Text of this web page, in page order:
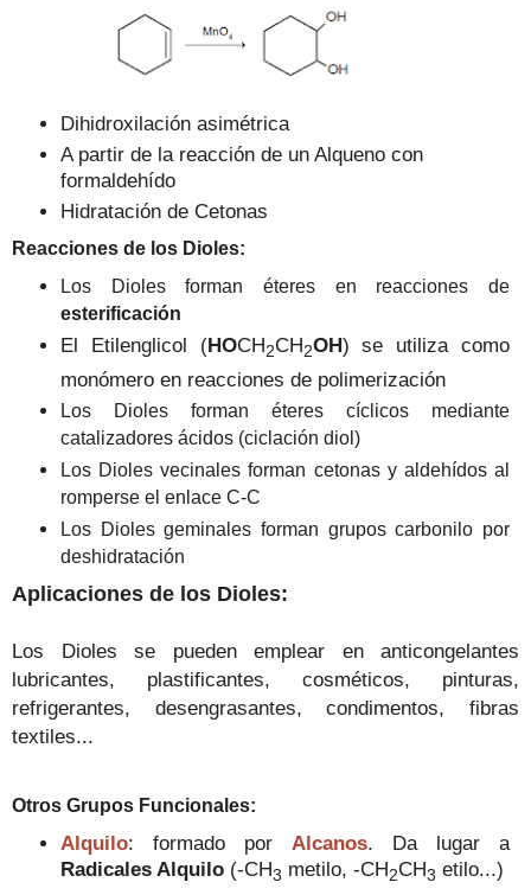
Dihidroxilación asimétrica
A partir de la reacción de un Alqueno con
formaldehído
Hidratación de Cetonas
Reacciones de los Dioles:
Los Dioles forman éteres en reacciones de
esterificación
El Etilenglicol (HOCH2CH2OH) se utiliza como
monómero en reacciones de polimerización
Los Dioles forman éteres cíclicos mediante
catalizadores ácidos (ciclación diol)
Los Dioles vecinales forman cetonas y aldehídos al
romperse el enlace C-C
Los Dioles geminales forman grupos carbonilo por
deshidratación
Aplicaciones de los Dioles:
Los Dioles se pueden emplear en anticongelantes
lubricantes, plastificantes, cosméticos, pinturas,
refrigerantes, desengrasantes, condimentos, fibras
textiles...
Otros Grupos Funcionales:
Alquilo: formado por Alcanos. Da lugar a
Radicales Alquilo (-CH3 metilo,-CH2CH3 etilo...)